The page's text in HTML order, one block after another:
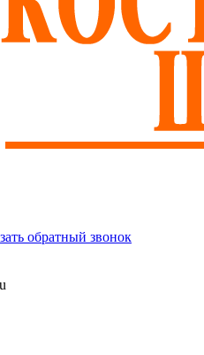
обратный звонок